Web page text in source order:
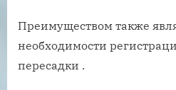
Преимуществом также
необходимости
пересадки .